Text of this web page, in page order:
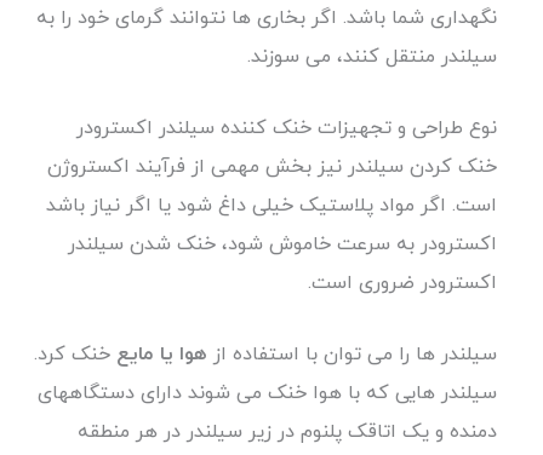
نگهداری شما باشد. اگر بخاری ها نتوانند گرمای خود را به
سیلندر منتقل کنند، می سوزند.
نوع طراحی و تجهیزات خنک کننده سیلندر اکسترودر
خنک کردن سیلندر نیز بخش مهمی از فرآیند اکستروژن
است. اگر مواد پلاستیک خیلی داغ شود یا اگر نیاز باشد
اکسترودر به سرعت خاموش شود، خنک شدن سیلندر
اکسترودر ضروری است.
سیلندر ها را می توان با استفاده از هوا یا مایع خنک کرد.
سیلندر هایی که با هوا خنک می شوند دارای دستگاههای
دمنده و یک اتاقک پلنوم در زیر سیلندر در هر منطقه